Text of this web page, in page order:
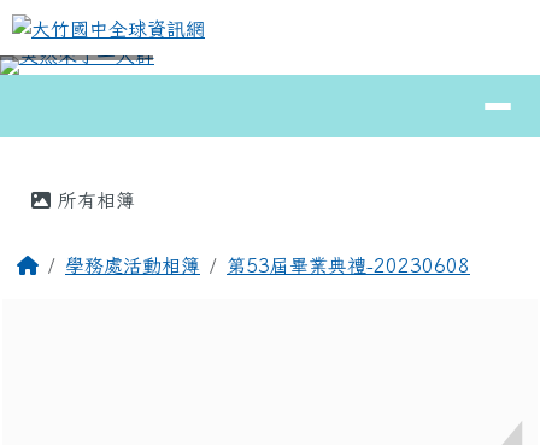
跳至主內容區
大竹國中全球資訊網
⏸
所有相簿
回首頁學務處活動相簿 第53屆畢業典禮-20230608